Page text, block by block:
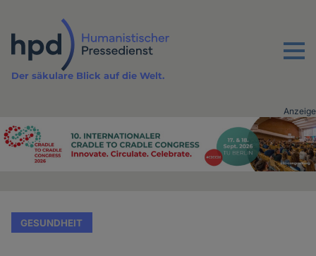
Inhalt
Menu
Der säkulare Blick auf die Welt.
Advertising
Anzeige
GESUNDHEIT